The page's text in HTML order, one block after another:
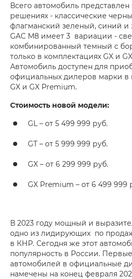
Всего автомобиль
решениях - классические
флагманский зеленый, синий и
GAC M8 имеет 3 вариации -
комбинированный темный с
только в комплектациях GX и
Автомобиль доступен для
официальных дилеров марки в
GX и GX Premium.
Стоимость новой модели:
GL – от 5 499 999 руб.
GT – от 5 999 999 руб.
GX – от 6 299 999 руб.
GX Premium – от 6 499 999
В 2023 году мощный и
одно из лидирующих по
в КНР. Сегодня же этот
популярность в России.
автомобилей в официальные
намечены на конец февраля